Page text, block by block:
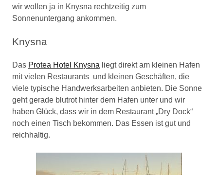
wir wollen ja in Knysna rechtzeitig zum
Sonnenuntergang ankommen.
Knysna
Das Protea Hotel Knysna liegt direkt am kleinen Hafen
mit vielen Restaurants und kleinen Geschäften, die
viele typische Handwerksarbeiten anbieten. Die Sonne
geht gerade blutrot hinter dem Hafen unter und wir
haben Glück, dass wir in dem Restaurant „Dry Dock“
noch einen Tisch bekommen. Das Essen ist gut und
reichhaltig.